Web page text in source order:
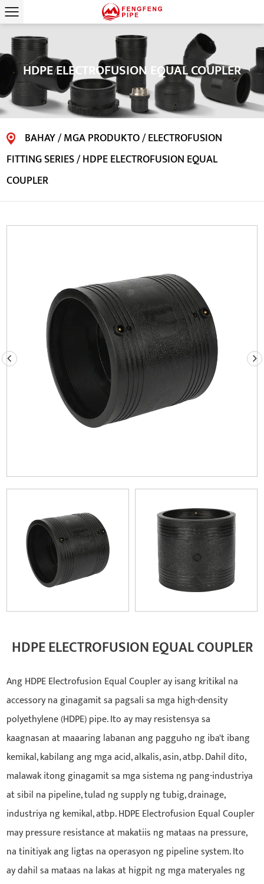
HDPE ELECTROFUSION EQUAL COUPLER
BAHAY/MGA PRODUKTO/ELECTROFUSION
FITTING SERIES/HDPE ELECTROFUSION EQUAL
COUPLER
HDPE ELECTROFUSION EQUAL COUPLER
Ang HDPE Electrofusion Equal Coupler ay isang kritikal na
accessory na ginagamit sa pagsali sa mga high-density
polyethylene (HDPE) pipe. Ito ay may resistensya sa
kaagnasan at maaaring labanan ang pagguho ng iba't ibang
kemikal, kabilang ang mga acid, alkalis, asin, atbp. Dahil dito,
malawak itong ginagamit sa mga sistema ng pang-industriya
at sibil na pipeline, tulad ng supply ng tubig, drainage,
industriya ng kemikal, atbp. HDPE Electrofusion Equal Coupler
may pressure resistance at makatiis ng mataas na pressure,
na tinitiyak ang ligtas na operasyon ng pipeline system. Ito
ay dahil sa mataas na lakas at higpit ng mga materyales ng